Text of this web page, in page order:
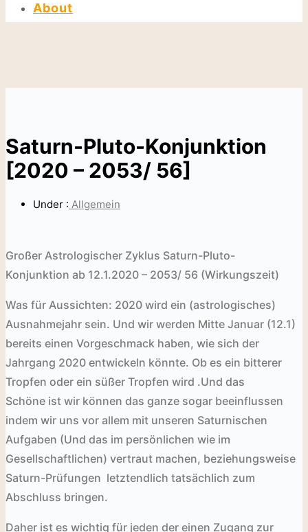
About
Saturn-Pluto-Konjunktion
[2020 – 2053/ 56]
Under : Allgemein
Großer Astrologischer Zyklus Saturn-Pluto-
Konjunktion ab 12.1.2020 – 2053/ 56 (Wirkungszeit)
Was für Aussichten: 2020 wird ein (astrologisches)
Ausnahmejahr sein. Und wir werden Mitte Januar (12.1)
bereits einen Vorgeschmack haben, wie sich der
Jahrgang 2020 entwickeln könnte. Ob es ein bitterer
Tropfen oder ein süßer Tropfen wird .Und das
Schöne ist wir können das ganze sogar beeinflussen
indem wir uns vor allem mit unseren Saturnischen
Aufgaben (Und das im persönlichen wie im
Gesellschaftlichen) vertraut machen, beziehungsweise
Saturn-Prüfungen letztendlich tatsächlich zum
Abschluss bringen.
Daher ist es wichtig für jeden der einen Zugang zur